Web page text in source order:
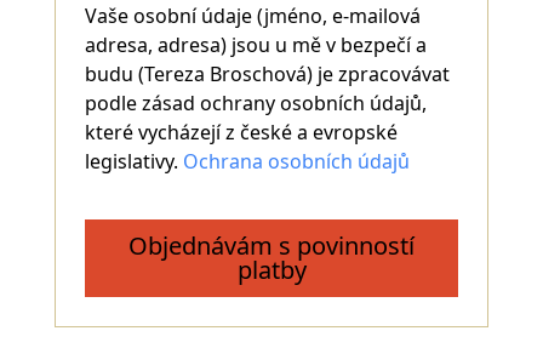
Vaše osobní údaje (jméno, e-mailová
adresa, adresa) jsou u mě v bezpečí a
budu (Tereza Broschová) je zpracovávat
podle zásad ochrany osobních údajů,
které vycházejí z české a evropské
legislativy. Ochrana osobních údajů
Objednávám s povinností
platby